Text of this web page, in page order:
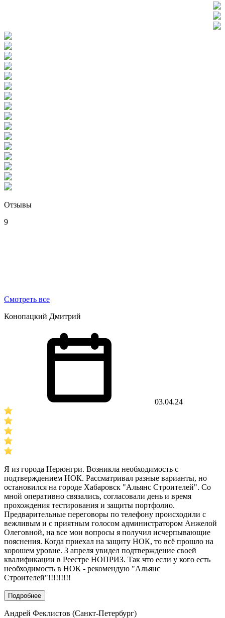
Отзывы
9
Смотреть все
Конопацкий Дмитрий
03.04.24
Я из города Нерюнгри. Возникла необходимость с
подтверждением НОК. Рассматривал разные варианты, но
остановился на городе Хабаровск "Альянс Строителей". Со
мной оперативно связались, согласовали день и время
прохождения тестирования и защиты портфолио.
Предварительные переговоры по телефону происходили с
вежливым и с приятным голосом администратором Анжелой
Олеговной, на все мои вопросы я получил исчерпывающие
пояснения. Когда приехал на защиту НОК, то всё прошло на
хорошем уровне. 3 апреля увидел подтверждение своей
квалификации в Реестре НОПРИЗ. Так что если у кого есть
необходимость в НОК - рекомендую "Альянс
Строителей"!!!!!!!!!
Подробнее
Андрей Феклистов (Санкт-Петербург)